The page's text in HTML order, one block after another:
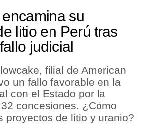
su
litio en Perú tras
judicial
filial de American
un fallo favorable en la
con el Estado por la
concesiones. ¿Cómo
proyectos de litio y uranio?